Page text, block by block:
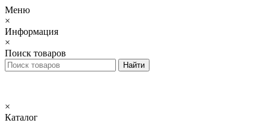
Меню
×
Информация
×
Поиск товаров
×
Каталог